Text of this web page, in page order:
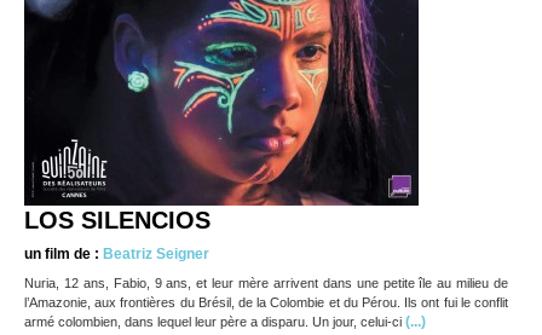
LOS SILENCIOS
un film de : Beatriz Seigner
Nuria, 12 ans, Fabio, 9 ans, et leur mère arrivent dans une petite île au milieu de
l’Amazonie, aux frontières du Brésil, de la Colombie et du Pérou. Ils ont fui le conflit
armé colombien, dans lequel leur père a disparu. Un jour, celui-ci (...)